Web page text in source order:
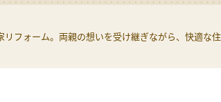
リフォーム。両親の想いを受け継ぎながら、快適な